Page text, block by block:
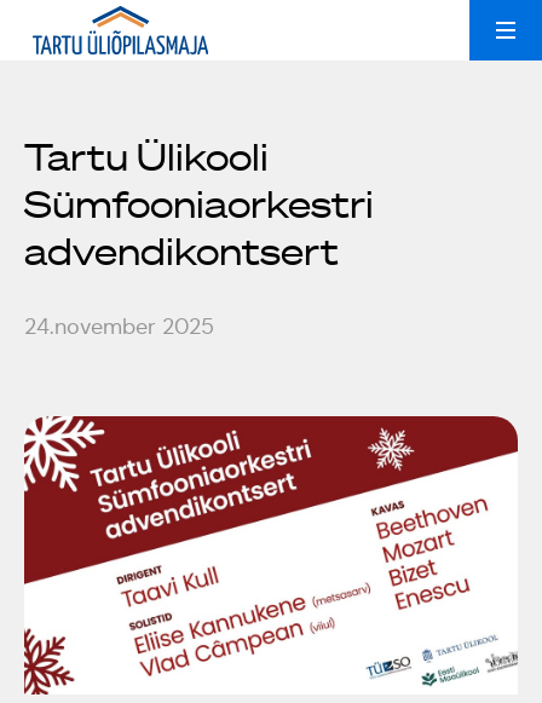
Peoruumid
Uudised
Kollektiivid
Popsid 50
Tartumaa Tantsupidu
„Juure Juures”
Suudlev Tartu
Üldinfo
Kontakt
Kulno
Kungla
Eng
Tartu Ülikooli
Sümfooniaorkestri
advendikontsert
24.november 2025